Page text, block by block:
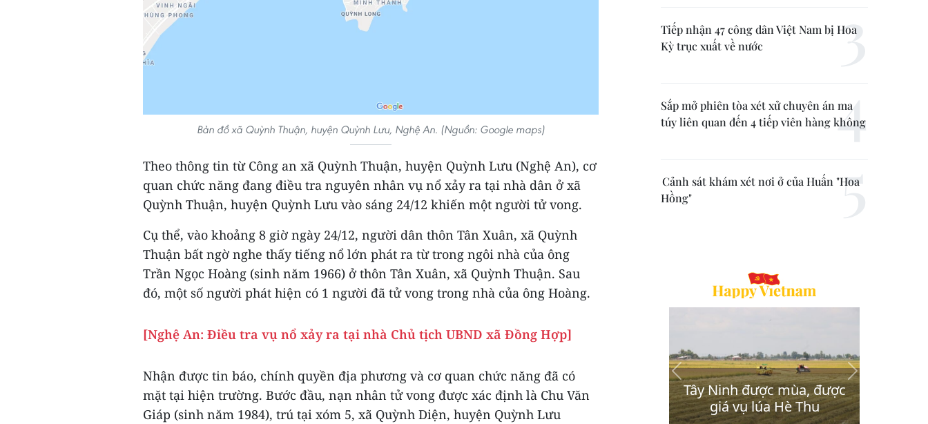
Bản đồ xã Quỳnh Thuận, huyện Quỳnh Lưu, Nghệ An. (Nguồn: Google maps)
Theo thông tin từ Công an xã Quỳnh Thuận, huyện Quỳnh Lưu (Nghệ An), cơ
quan chức năng đang điều tra nguyên nhân vụ nổ xảy ra tại nhà dân ở xã
Quỳnh Thuận, huyện Quỳnh Lưu vào sáng 24/12 khiến một người tử vong.
Cụ thể, vào khoảng 8 giờ ngày 24/12, người dân thôn Tân Xuân, xã Quỳnh
Thuận bất ngờ nghe thấy tiếng nổ lớn phát ra từ trong ngôi nhà của ông
Trần Ngọc Hoàng (sinh năm 1966) ở thôn Tân Xuân, xã Quỳnh Thuận. Sau
đó, một số người phát hiện có 1 người đã tử vong trong nhà của ông Hoàng.
[Nghệ An: Điều tra vụ nổ xảy ra tại nhà Chủ tịch UBND xã Đồng Hợp]
Nhận được tin báo, chính quyền địa phương và cơ quan chức năng đã có
mặt tại hiện trường. Bước đầu, nạn nhân tử vong được xác định là Chu Văn
Giáp (sinh năm 1984), trú tại xóm 5, xã Quỳnh Diện, huyện Quỳnh Lưu
Tiếp nhận 47 công dân Việt Nam bị Hoa
Kỳ trục xuất về nước
Sắp mở phiên tòa xét xử chuyên án ma
túy liên quan đến 4 tiếp viên hàng không
Cảnh sát khám xét nơi ở của Huấn "Hoa
Hồng"